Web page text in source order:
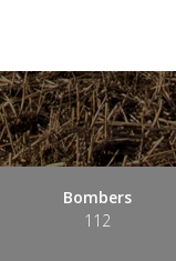
Bombers
112